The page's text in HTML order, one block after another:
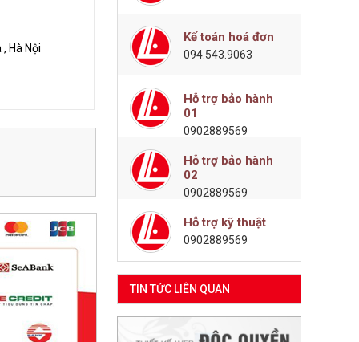
Hà Nội
Kế toán hoá đơn
094.543.9063
Hỗ trợ bảo hành
01
0902889569
Hỗ trợ bảo hành
02
0902889569
Hỗ trợ kỹ thuật
0902889569
TIN TỨC LIÊN QUAN